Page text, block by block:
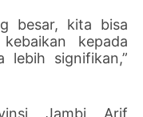
besar, kita bisa
kepada
lebih signifikan,”
Jambi Arif